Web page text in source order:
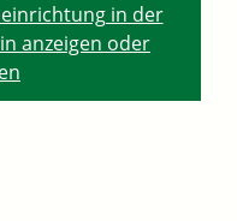
in der
anzeigen oder